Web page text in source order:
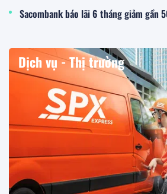
Sacombank báo lãi 6 tháng giảm gần
Dịch vụ - Thị trường